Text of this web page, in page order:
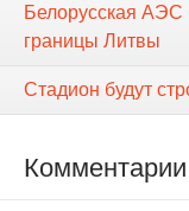
Белорусская АЭС
границы Литвы
Стадион будут